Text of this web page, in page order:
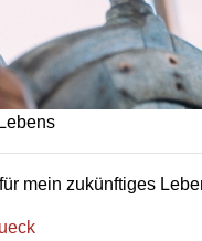
mein zukünftiges